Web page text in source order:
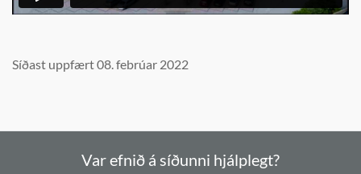
Síðast uppfært 08. febrúar 2022
Var efnið á síðunni hjálplegt?